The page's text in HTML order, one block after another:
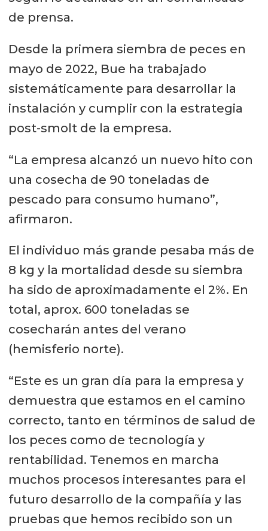
de prensa.
Desde la primera siembra de peces en
mayo de 2022, Bue ha trabajado
sistemáticamente para desarrollar la
instalación y cumplir con la estrategia
post-smolt de la empresa.
“La empresa alcanzó un nuevo hito con
una cosecha de 90 toneladas de
pescado para consumo humano”,
afirmaron.
El individuo más grande pesaba más de
8 kg y la mortalidad desde su siembra
ha sido de aproximadamente el 2%. En
total, aprox. 600 toneladas se
cosecharán antes del verano
(hemisferio norte).
“Este es un gran día para la empresa y
demuestra que estamos en el camino
correcto, tanto en términos de salud de
los peces como de tecnología y
rentabilidad. Tenemos en marcha
muchos procesos interesantes para el
futuro desarrollo de la compañía y las
pruebas que hemos recibido son un